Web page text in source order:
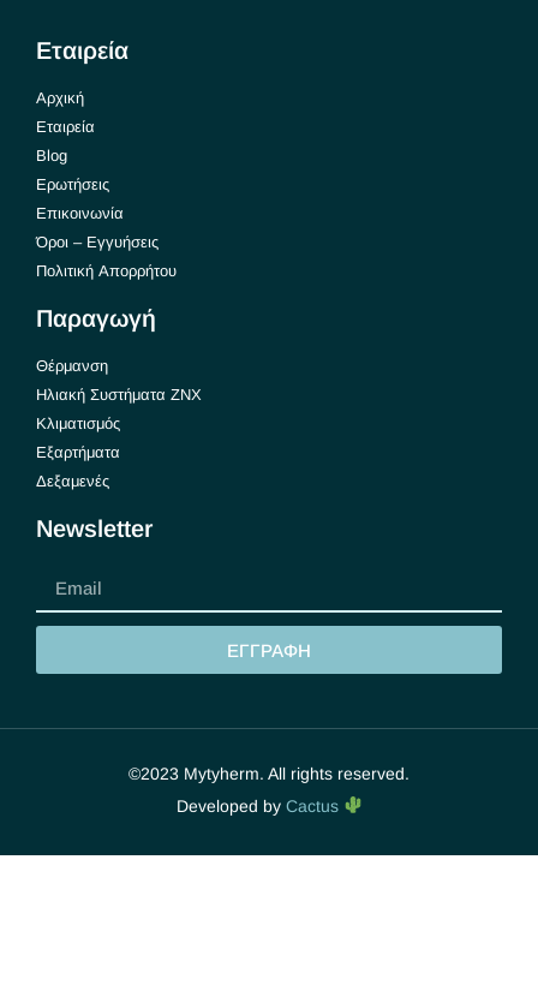
Εταιρεία
Αρχική
Εταιρεία
Blog
Ερωτήσεις
Επικοινωνία
Όροι – Εγγυήσεις
Πολιτική Απορρήτου
Παραγωγή
Θέρμανση
Ηλιακή Συστήματα ΖΝΧ
Κλιματισμός
Εξαρτήματα
Δεξαμενές
Newsletter
ΕΓΓΡΑΦΗ
©2023 Mytyherm. All rights reserved.
Developed by Cactus